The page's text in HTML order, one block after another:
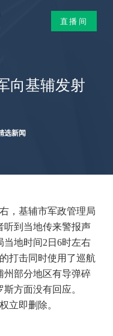
直播间
向基辅发射
选新闻
，基辅市军政管理局
听到当地传来警报声
地时间2日6时左右
打击同时使用了巡航
州部分地区有导弹碎
方面没有回应。
立即删除。